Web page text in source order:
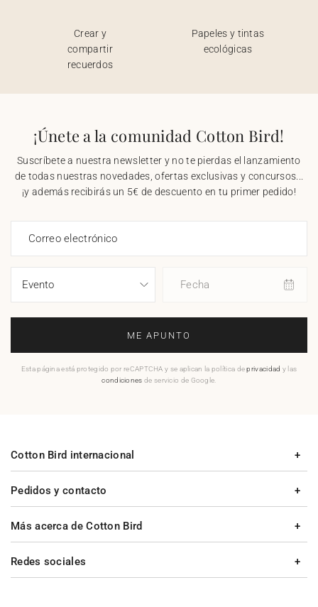
Crear y
compartir
recuerdos
Papeles y tintas
ecológicas
¡Únete a la comunidad Cotton Bird!
Suscríbete a nuestra newsletter y no te pierdas el lanzamiento
de todas nuestras novedades, ofertas exclusivas y concursos...
¡y además recibirás un 5€ de descuento en tu primer pedido!
Correo electrónico
Fecha
ME APUNTO
Esta página está protegido por reCAPTCHA y se aplican la política deprivacidad y las
condiciones de servicio de Google.
Pedidos y contacto
Más acerca de Cotton Bird
Cotton Bird internacional
Redes sociales